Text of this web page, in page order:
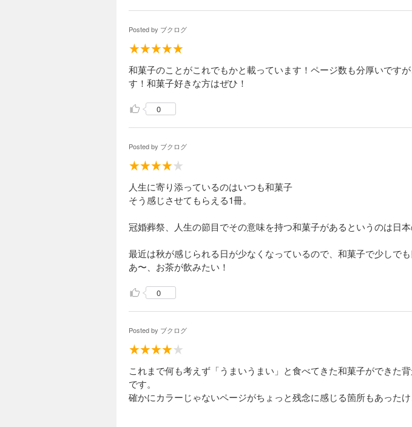
丸ぼうろ、カルメラ、タルト、加勢以多、
Posted by ブクログ
和菓子のことがこれでもかと載っています！ページ数も分厚いです
す！和菓子好きな方はぜひ！
0
Posted by ブクログ
人生に寄り添っているのはいつも和菓子
そう感じさせてもらえる1冊。
冠婚葬祭、人生の節目でその意味を持つ和菓子があるというのは日本
最近は秋が感じられる日が少なくなっているので、和菓子で少しでも
あ〜、お茶が飲みたい！
0
Posted by ブクログ
これまで何も考えず「うまいうまい」と食べてきた和菓子ができた
です。
確かにカラーじゃないページがちょっと残念に感じる箇所もあったけ